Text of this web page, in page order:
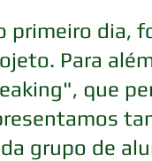
primeiro dia,
Para
que
grupo de